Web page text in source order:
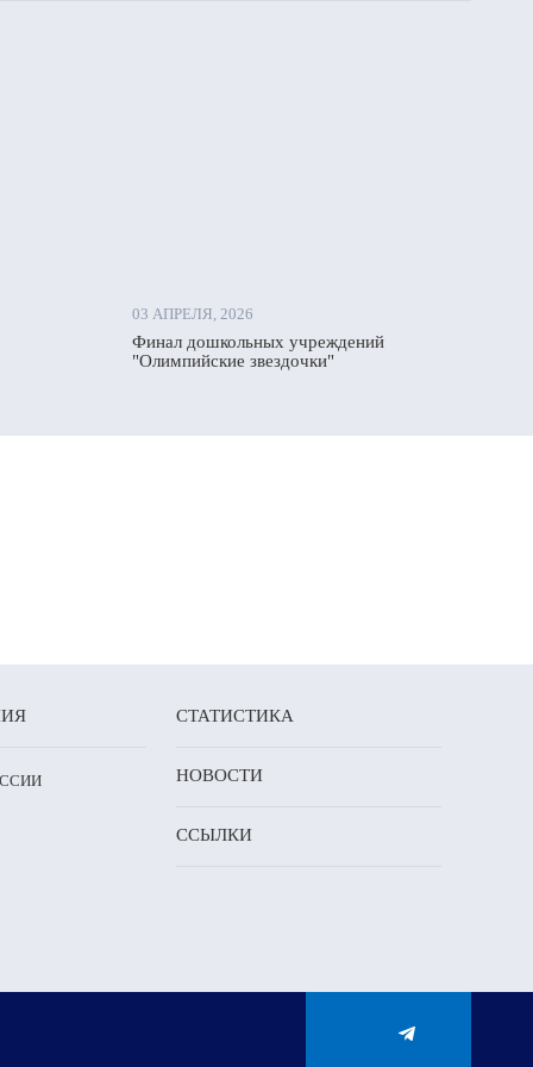
03 АПРЕЛЯ, 2026
Финал дошкольных учреждений
"Олимпийские звездочки"
СТАТИСТИКА
НОВОСТИ
ССЫЛКИ